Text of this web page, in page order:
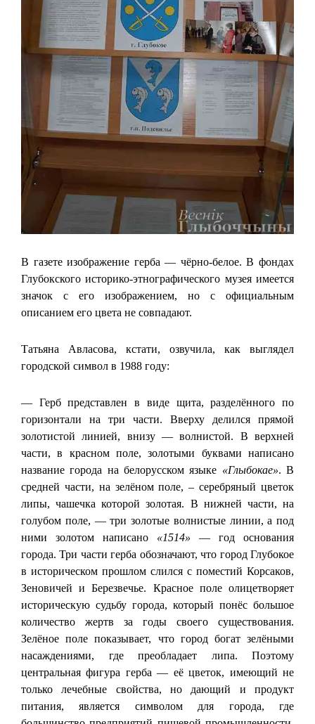
В газете изображение герба — чёрно-белое. В фондах
Глубокского историко-этнографического музея имеется
значок с его изображением, но с официальным
описанием его цвета не совпадают.
Татьяна Авласова, кстати, озвучила, как выглядел
городской символ в 1988 году:
— Герб представлен в виде щита, разделённого по
горизонтали на три части. Вверху делился прямой
золотистой линией, внизу — волнистой. В верхней
части, в красном поле, золотыми буквами написано
название города на белорусском языке «Глыбокае». В
средней части, на зелёном поле, – серебряный цветок
липы, чашечка которой золотая. В нижней части, на
голубом поле, — три золотые волнистые линии, а под
ними золотом написано «1514» — год основания
города. Три части герба обозначают, что город Глубокое
в историческом прошлом слился с поместий Корсаков,
Зеновичей и Березвечье. Красное поле олицетворяет
историческую судьбу города, который понёс большое
количество жертв за годы своего существования.
Зелёное поле показывает, что город богат зелёными
насаждениями, где преобладает липа. Поэтому
центральная фигура герба — её цветок, имеющий не
только лечебные свойства, но дающий и продукт
питания, является символом для города, где